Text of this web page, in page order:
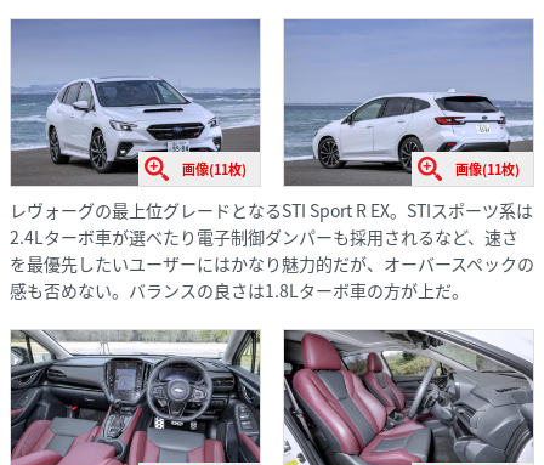
画像(11枚) 画像(11枚)
レヴォーグの最上位グレードとなるSTI Sport R EX。STIスポーツ系は
2.4Lターボ車が選べたり電子制御ダンパーも採用されるなど、速さ
を最優先したいユーザーにはかなり魅力的だが、オーバースペックの
感も否めない。バランスの良さは1.8Lターボ車の方が上だ。